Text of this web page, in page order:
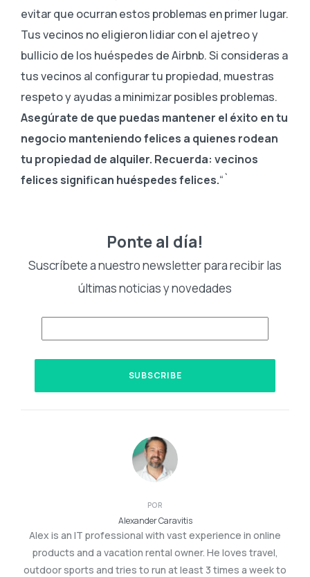
evitar que ocurran estos problemas en primer lugar.
Tus vecinos no eligieron lidiar con el ajetreo y
bullicio de los huéspedes de Airbnb. Si consideras a
tus vecinos al configurar tu propiedad, muestras
respeto y ayudas a minimizar posibles problemas.
Asegúrate de que puedas mantener el éxito en tu
negocio manteniendo felices a quienes rodean
tu propiedad de alquiler. Recuerda: vecinos
felices significan huéspedes felices.“`
Ponte al día!
Suscríbete a nuestro newsletter para recibir las
últimas noticias y novedades
POR
Alexander Caravitis
Alex is an IT professional with vast experience in online
products and a vacation rental owner. He loves travel,
outdoor sports and tries to run at least 3 times a week to